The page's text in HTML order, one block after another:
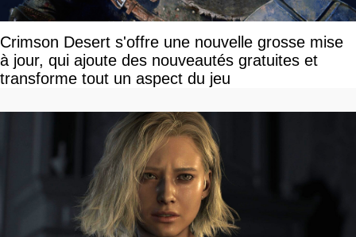
Crimson Desert s'offre une nouvelle grosse mise
à jour, qui ajoute des nouveautés gratuites et
transforme tout un aspect du jeu